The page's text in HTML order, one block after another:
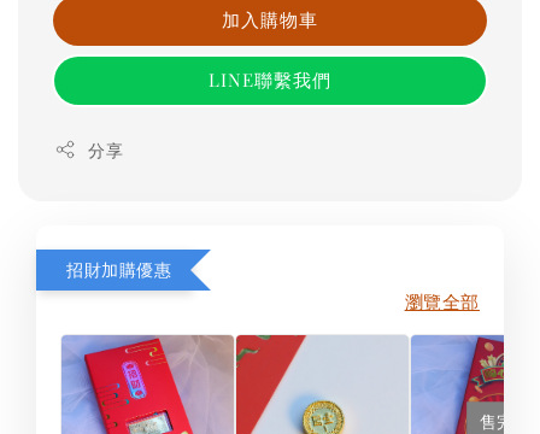
加入購物車
LINE聯繫我們
分享
招財加購優惠
瀏覽全部
售完